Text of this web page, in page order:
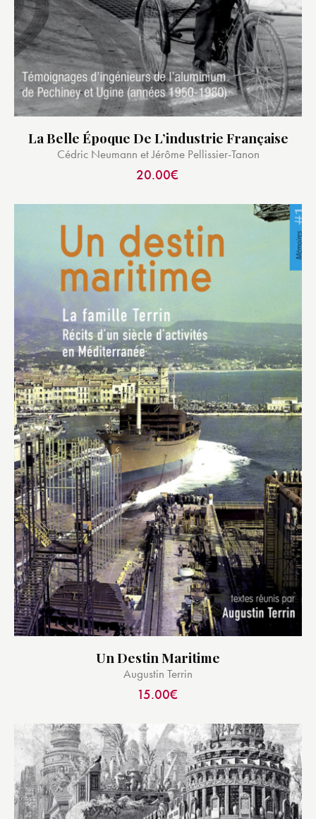
La Belle Époque De L’industrie Française
Cédric Neumann et Jérôme Pellissier-Tanon
20.00€
Un Destin Maritime
Augustin Terrin
15.00€